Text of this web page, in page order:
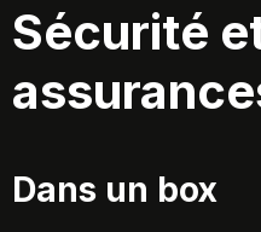
Sécurité
Dans un box